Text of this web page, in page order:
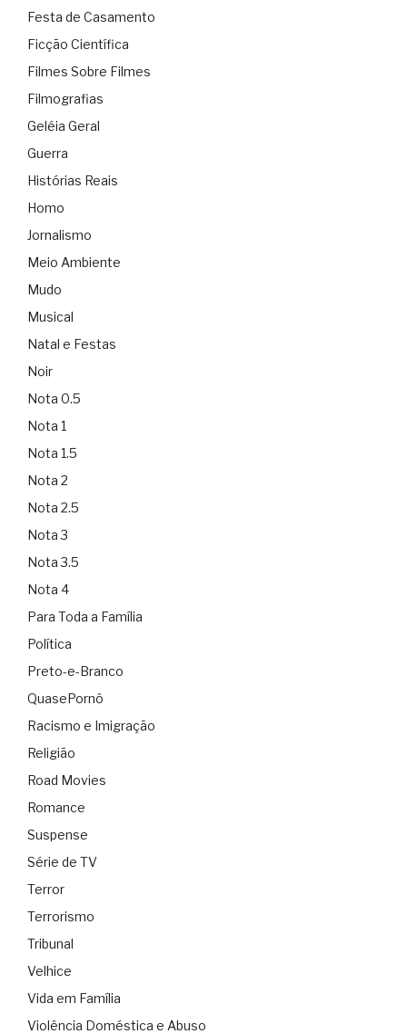
Festa de Casamento
Ficção Científica
Filmes Sobre Filmes
Filmografias
Geléia Geral
Guerra
Histórias Reais
Homo
Jornalismo
Meio Ambiente
Mudo
Musical
Natal e Festas
Noir
Nota 0.5
Nota 1
Nota 1.5
Nota 2
Nota 2.5
Nota 3
Nota 3.5
Nota 4
Para Toda a Família
Política
Preto-e-Branco
QuasePornô
Racismo e Imigração
Religião
Road Movies
Romance
Suspense
Série de TV
Terror
Terrorismo
Tribunal
Velhice
Vida em Família
Violência Doméstica e Abuso